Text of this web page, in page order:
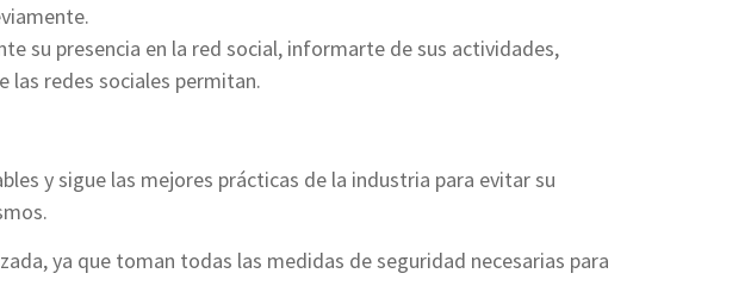
su presencia en la red social, informarte de sus actividades,
las redes sociales permitan.
y sigue las mejores prácticas de la industria para evitar su
ya que toman todas las medidas de seguridad necesarias para